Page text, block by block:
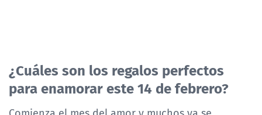
¿Cuáles son los regalos perfectos
para enamorar este 14 de febrero?